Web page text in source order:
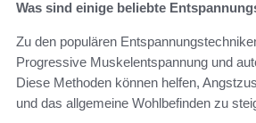
Was sind einige beliebte
Zu den populären
Progressive Muskelentspannung und
Diese Methoden können helfen,
und das allgemeine Wohlbefinden zu